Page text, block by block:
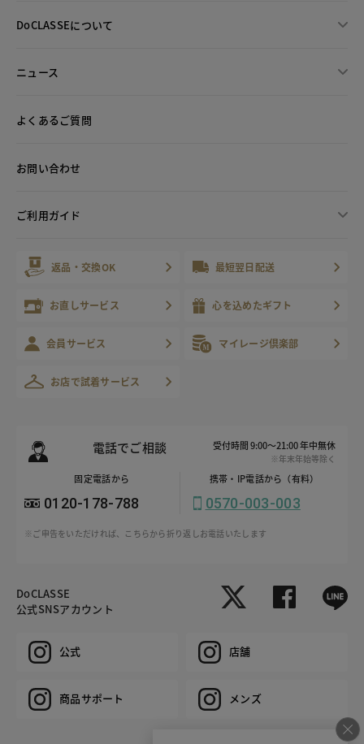
DoCLASSEについて
ニュース
よくあるご質問
お問い合わせ
ご利用ガイド
返品・交換OK 最短翌日配送
お直しサービス 心を込めたギフト
会員サービス マイレージ倶楽部
お店で試着サービス
電話でご相談 受付時間 9:00～21:00 年中無休
※年末年始等除く
固定電話から
0120-178-788
携帯・IP電話から（有料）
0570-003-003
※ご申告をいただければ、こちらから折り返しお電話いたします
DoCLASSE
公式SNSアカウント
公式 店舗
商品サポート メンズ